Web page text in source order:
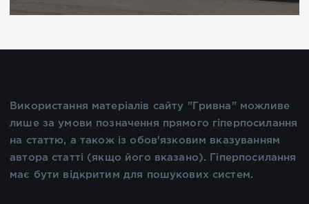
Використання матеріалів сайту "Гривна" можливе
лише за умови позначення прямого гіперпосилання
на статтю, а також із обов'язковим вказуванням
автора статті (якщо його вказано). Гіперпосилання
має бути відкритим для пошукових систем.